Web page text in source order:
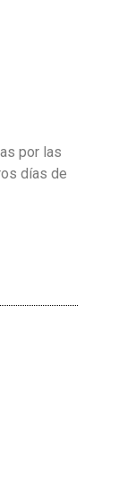
por las
días de